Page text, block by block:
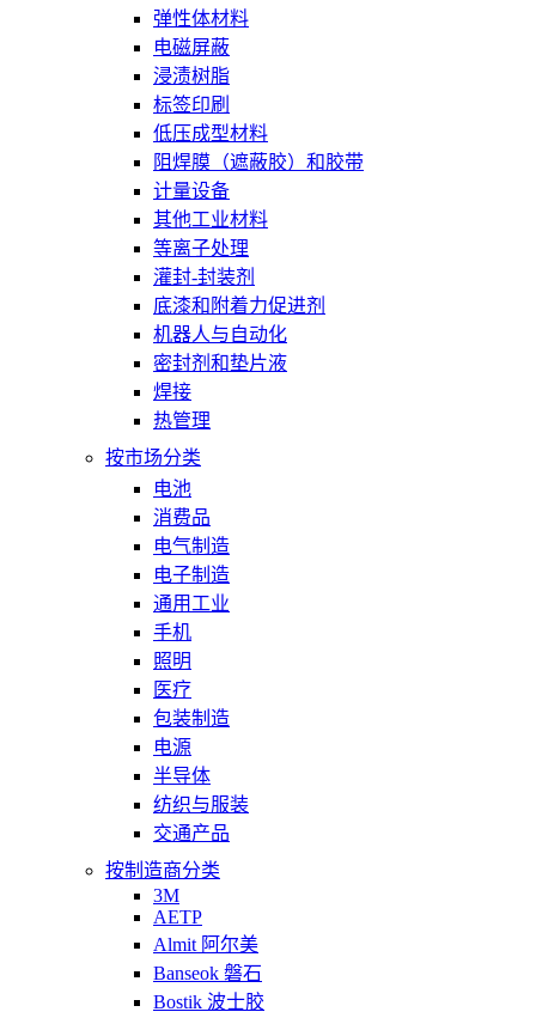
弹性体材料
电磁屏蔽
浸渍树脂
标签印刷
低压成型材料
阻焊膜（遮蔽胶）和胶带
计量设备
其他工业材料
等离子处理
灌封-封装剂
底漆和附着力促进剂
机器人与自动化
密封剂和垫片液
焊接
热管理
按市场分类
电池
消费品
电气制造
电子制造
通用工业
手机
照明
医疗
包装制造
电源
半导体
纺织与服装
交通产品
按制造商分类
3M
AETP
Almit 阿尔美
Banseok 磐石
Bostik 波士胶